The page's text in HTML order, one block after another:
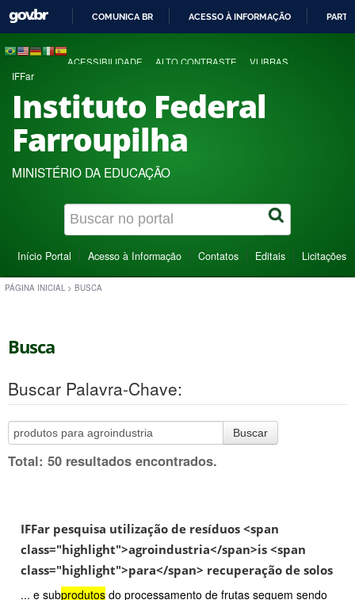
COMUNICA BR ACESSO À INFORMAÇÃO
ACESSIBILIDADE ALTO CONTRASTE VLIBRAS
IFFar
Instituto Federal
Farroupilha
MINISTÉRIO DA EDUCAÇÃO
Início Portal Acesso à Informação Contatos Editais Licitações
PÁGINA INICIAL > BUSCA
Busca
Buscar Palavra-Chave:
Buscar
Total: 50 resultados encontrados.
IFFar pesquisa utilização de resíduos <span
class="highlight">agroindustria</span>is <span
class="highlight">para</span> recuperação de solos
... e subprodutos do processamento de frutas seguem sendo